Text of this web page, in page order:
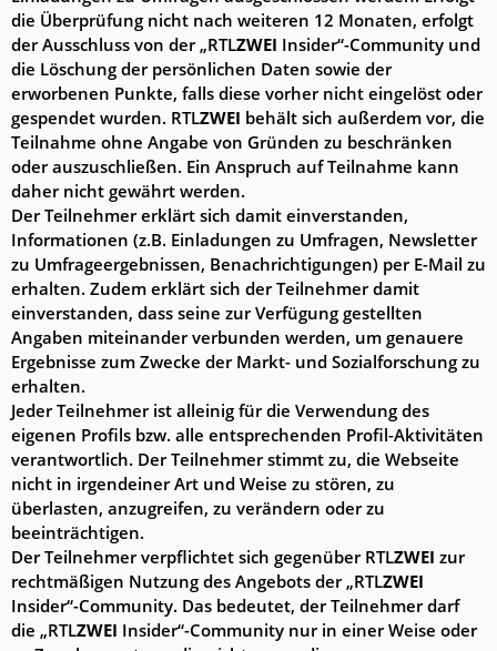
die Überprüfung nicht nach weiteren 12 Monaten, erfolgt
der Ausschluss von der „RTLZWEI Insider“-Community und
die Löschung der persönlichen Daten sowie der
erworbenen Punkte, falls diese vorher nicht eingelöst oder
gespendet wurden. RTLZWEI behält sich außerdem vor, die
Teilnahme ohne Angabe von Gründen zu beschränken
oder auszuschließen. Ein Anspruch auf Teilnahme kann
daher nicht gewährt werden.
Der Teilnehmer erklärt sich damit einverstanden,
Informationen (z.B. Einladungen zu Umfragen, Newsletter
zu Umfrageergebnissen, Benachrichtigungen) per E-Mail zu
erhalten. Zudem erklärt sich der Teilnehmer damit
einverstanden, dass seine zur Verfügung gestellten
Angaben miteinander verbunden werden, um genauere
Ergebnisse zum Zwecke der Markt- und Sozialforschung zu
erhalten.
Jeder Teilnehmer ist alleinig für die Verwendung des
eigenen Profils bzw. alle entsprechenden Profil-Aktivitäten
verantwortlich. Der Teilnehmer stimmt zu, die Webseite
nicht in irgendeiner Art und Weise zu stören, zu
überlasten, anzugreifen, zu verändern oder zu
beeinträchtigen.
Der Teilnehmer verpflichtet sich gegenüber RTLZWEI zur
rechtmäßigen Nutzung des Angebots der „RTLZWEI
Insider“-Community. Das bedeutet, der Teilnehmer darf
die „RTLZWEI Insider“-Community nur in einer Weise oder